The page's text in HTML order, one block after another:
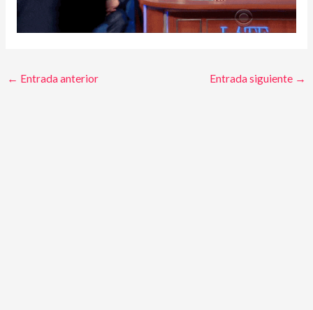
← Entrada anterior Entrada siguiente →